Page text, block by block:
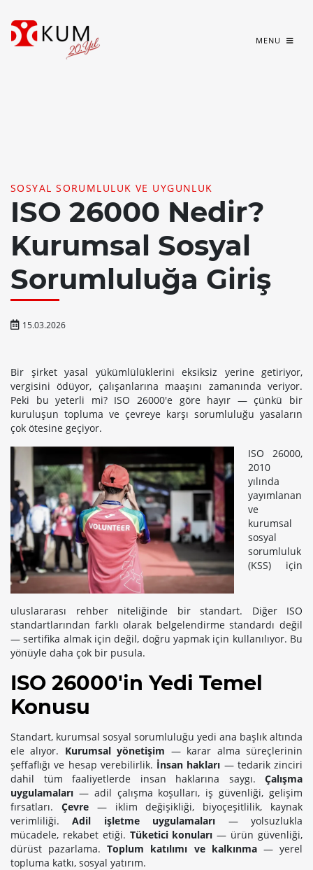
MENU
SOSYAL SORUMLULUK VE UYGUNLUK
ISO 26000 Nedir?
Kurumsal Sosyal
Sorumluluğa Giriş
15.03.2026
Bir şirket yasal yükümlülüklerini eksiksiz yerine getiriyor,
vergisini ödüyor, çalışanlarına maaşını zamanında veriyor.
Peki bu yeterli mi? ISO 26000'e göre hayır — çünkü bir
kuruluşun topluma ve çevreye karşı sorumluluğu yasaların
çok ötesine geçiyor.
ISO 26000,
2010
yılında
yayımlanan
ve
kurumsal
sosyal
sorumluluk
(KSS) için
uluslararası rehber niteliğinde bir standart. Diğer ISO
standartlarından farklı olarak belgelendirme standardı değil
— sertifika almak için değil, doğru yapmak için kullanılıyor. Bu
yönüyle daha çok bir pusula.
ISO 26000'in Yedi Temel
Konusu
Standart, kurumsal sosyal sorumluluğu yedi ana başlık altında
ele alıyor. Kurumsal yönetişim — karar alma süreçlerinin
şeffaflığı ve hesap verebilirlik. İnsan hakları — tedarik zinciri
dahil tüm faaliyetlerde insan haklarına saygı. Çalışma
uygulamaları — adil çalışma koşulları, iş güvenliği, gelişim
fırsatları. Çevre— iklim değişikliği, biyoçeşitlilik, kaynak
verimliliği.Adil işletme uygulamaları — yolsuzlukla
mücadele, rekabet etiği. Tüketici konuları — ürün güvenliği,
dürüst pazarlama.Toplum katılımı ve kalkınma— yerel
topluma katkı, sosyal yatırım.